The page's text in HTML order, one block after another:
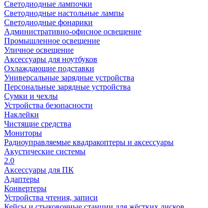
Светодиодные лампочки
Светодиодные настольные лампы
Светодиодные фонарики
Административно-офисное освещение
Промышленное освещение
Уличное освещение
Аксессуары для ноутбуков
Охлаждающие подставки
Универсальные зарядные устройства
Персональные зарядные устройства
Сумки и чехлы
Устройства безопасности
Наклейки
Чистящие средства
Мониторы
Радиоуправляемые квадракоптеры и аксессуары
Акустические системы
2.0
Аксессуары для ПК
Адаптеры
Конвертеры
Устройства чтения, записи